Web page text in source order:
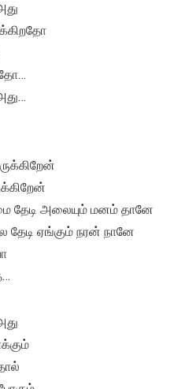
தேடி அலையும் மனம் தானே
ஏங்கும் நரன் நானே